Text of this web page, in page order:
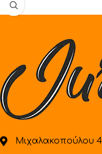
Μιχαλακοπούλου